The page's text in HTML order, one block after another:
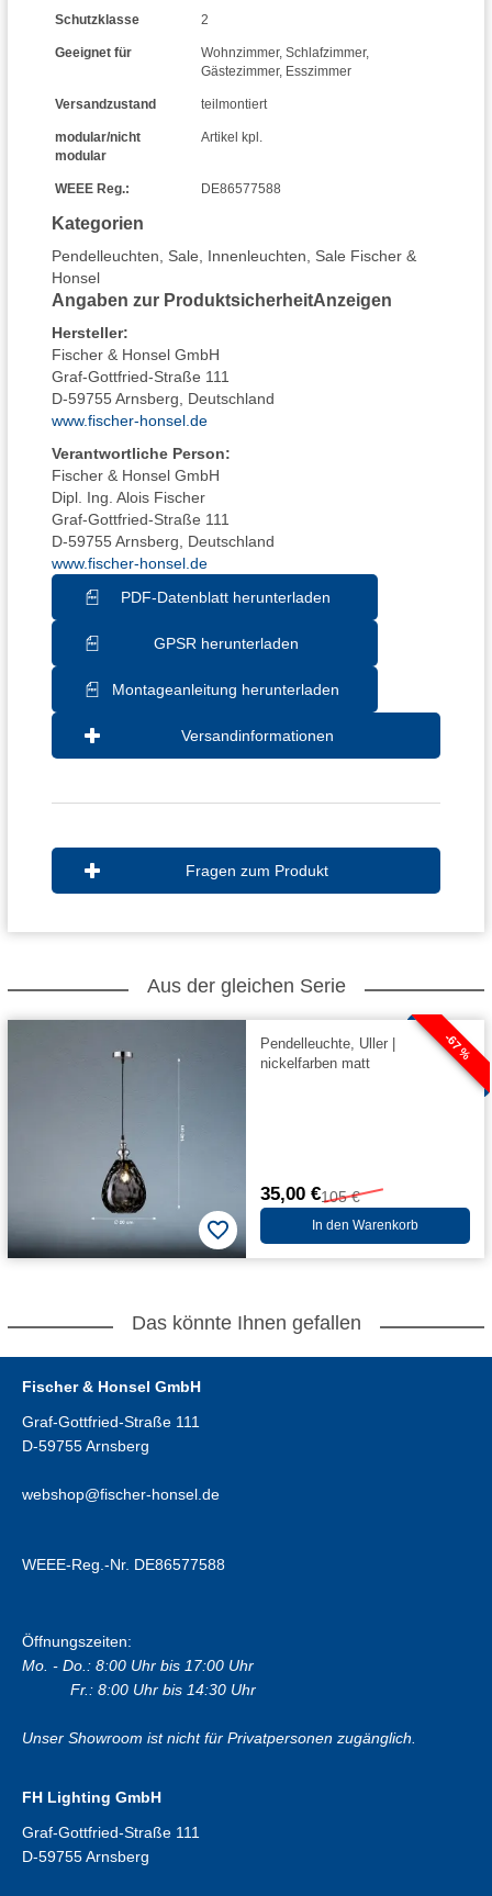
Kategorien
Pendelleuchten Sale Innenleuchten
Sale Fischer &
Honsel
Angaben zur ProduktsicherheitAnzeigen
Hersteller:
Fischer & Honsel GmbH
Graf-Gottfried-Straße 111
D-59755 Arnsberg, Deutschland
www.fischer-honsel.de
Verantwortliche Person:
Fischer & Honsel GmbH
Dipl. Ing. Alois Fischer
Graf-Gottfried-Straße 111
D-59755 Arnsberg, Deutschland
www.fischer-honsel.de
PDF-Datenblatt herunterladen
GPSR herunterladen
Montageanleitung herunterladen
Versandinformationen
Schutzklasse 2
Geeignet für Wohnzimmer, Schlafzimmer,
Gästezimmer, Esszimmer
Versandzustand teilmontiert
modular/nicht
modular
Artikel kpl.
WEEE Reg.: DE86577588
Fragen zum Produkt
Aus der gleichen Serie
-67 %
Pendelleuchte, Uller |
nickelfarben matt
35,00 €105 €
In den Warenkorb
Das könnte Ihnen gefallen
Fischer & Honsel GmbH
Graf-Gottfried-Straße 111
D-59755 Arnsberg
webshop@fischer-honsel.de
WEEE-Reg.-Nr. DE86577588
Öffnungszeiten:
Mo. - Do.: 8:00 Uhr bis 17:00 Uhr
Fr.: 8:00 Uhr bis 14:30 Uhr
Unser Showroom ist nicht für Privatpersonen zugänglich.
FH Lighting GmbH
Graf-Gottfried-Straße 111
D-59755 Arnsberg